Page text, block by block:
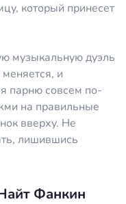
который принесет
музыкальную дуэль
и
парню совсем по-
на правильные
вверху. Не
лишившись
Фанкин